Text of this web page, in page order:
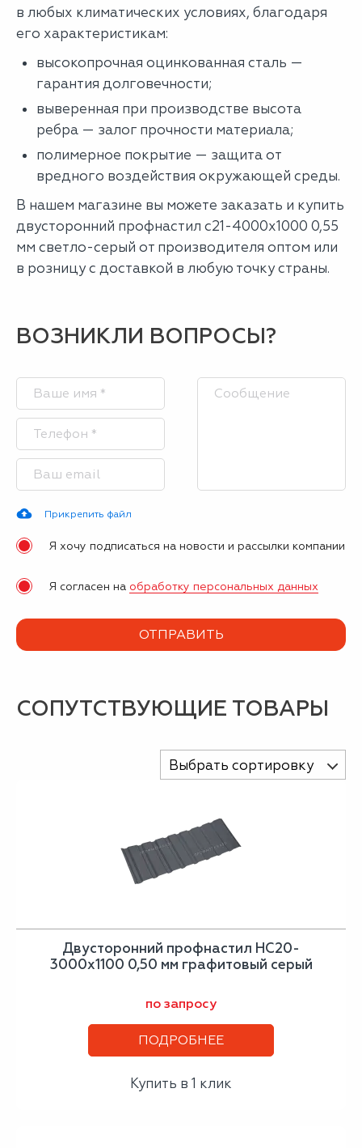
в любых климатических условиях, благодаря
его характеристикам:
высокопрочная оцинкованная сталь —
гарантия долговечности;
выверенная при производстве высота
ребра — залог прочности материала;
полимерное покрытие — защита от
вредного воздействия окружающей среды.
В нашем магазине вы можете заказать и купить
двусторонний профнастил с21-4000х1000 0,55
мм светло-серый от производителя оптом или
в розницу с доставкой в любую точку страны.
ВОЗНИКЛИ ВОПРОСЫ?
Прикрепить файл
Я хочу подписаться на новости и рассылки компании
Я согласен на обработку персональных данных
СОПУТСТВУЮЩИЕ ТОВАРЫ
Выбрать сортировку
Двусторонний профнастил НС20-
3000х1100 0,50 мм графитовый серый
по запросу
ПОДРОБНЕЕ
Купить в 1 клик